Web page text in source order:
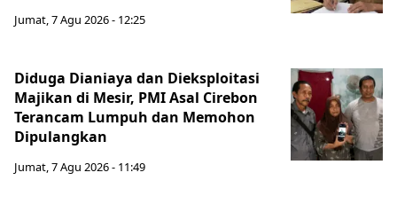
Jumat, 7 Agu 2026 - 12:25
Diduga Dianiaya dan Dieksploitasi
Majikan di Mesir, PMI Asal Cirebon
Terancam Lumpuh dan Memohon
Dipulangkan
Jumat, 7 Agu 2026 - 11:49